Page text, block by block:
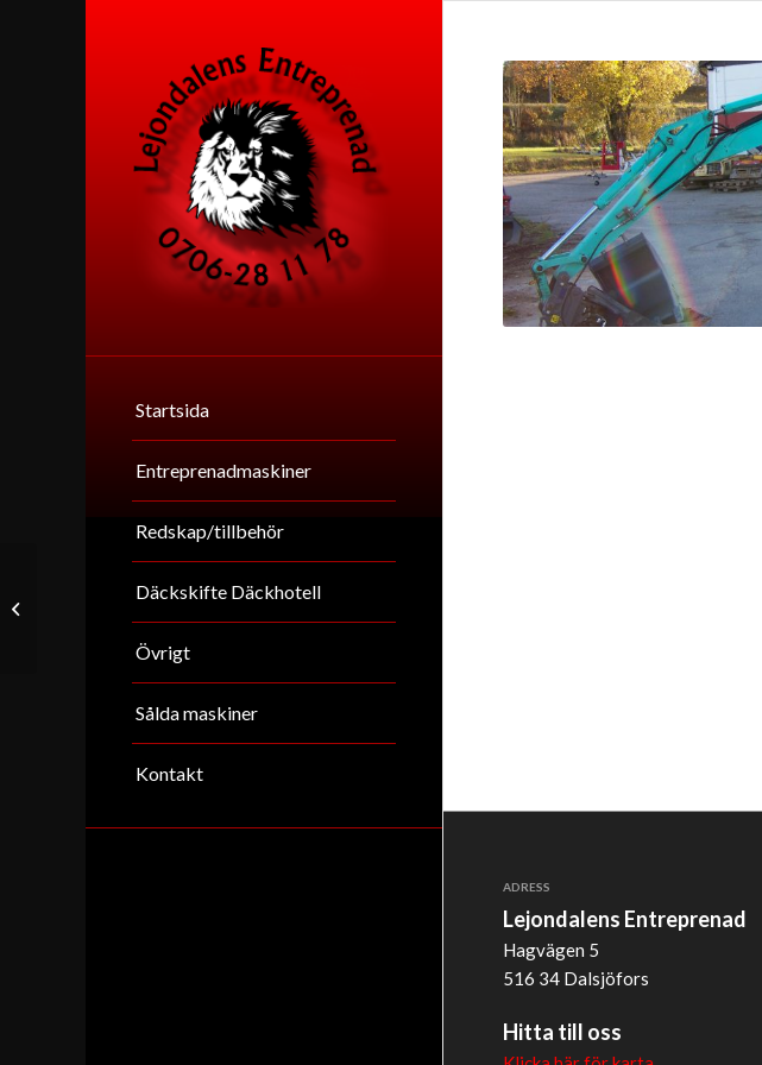
Startsida
Entreprenadmaskiner
Redskap/tillbehör
Däckskifte Däckhotell
Övrigt
Sålda maskiner
Kontakt
ADRESS
Lejondalens Entreprenad
Hagvägen 5
516 34 Dalsjöfors
Hitta till oss